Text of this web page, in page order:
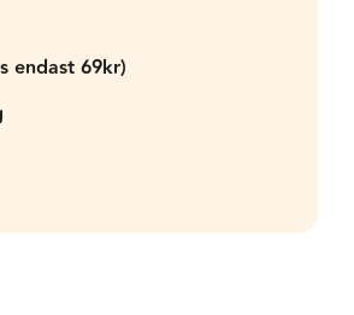
endast 69kr)